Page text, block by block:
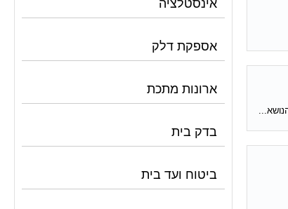
אינסטלציה
אספקת דלק
ארונות מתכת
בדק בית
ביטוח ועד בית